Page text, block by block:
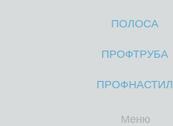
ПОЛОСА
ПРОФТРУБА
ПРОФНАСТИЛ
Меню